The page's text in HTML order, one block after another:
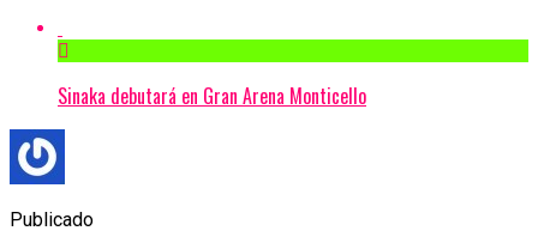
Sinaka debutará en Gran Arena Monticello
Publicado